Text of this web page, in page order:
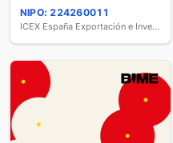
NIPO: 224260011
ICEX España Exportación e Inversiones